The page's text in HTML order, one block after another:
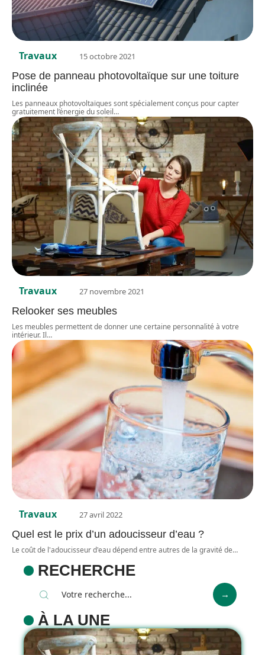
Travaux 15 octobre 2021
Pose de panneau photovoltaïque sur une toiture
inclinée
Les panneaux photovoltaïques sont spécialement conçus pour capter
gratuitement l’énergie du soleil…
Travaux 27 novembre 2021
Relooker ses meubles
Les meubles permettent de donner une certaine personnalité à votre
intérieur. Il…
Travaux 27 avril 2022
Quel est le prix d’un adoucisseur d’eau ?
Le coût de l'adoucisseur d'eau dépend entre autres de la gravité de…
RECHERCHE
À LA UNE